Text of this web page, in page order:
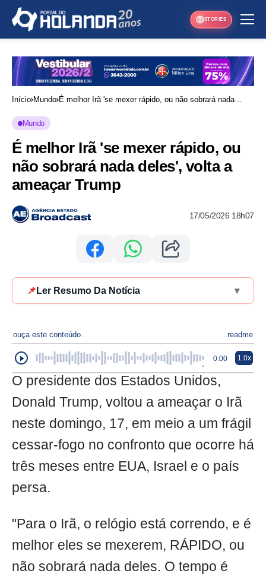
STORIES
Início Mundo É melhor Irã 'se mexer rápido, ou não sobrará nada
Mundo
É melhor Irã 'se mexer rápido, ou
não sobrará nada deles', volta a
ameaçar Trump
17/05/2026 18h07
📌 Ler Resumo Da Notícia ▾
ouça este conteúdo readme
0:00 1.0x
O presidente dos Estados Unidos,
Donald Trump, voltou a ameaçar o Irã
neste domingo, 17, em meio a um frágil
cessar-fogo no confronto que ocorre há
três meses entre EUA, Israel e o país
persa.
"Para o Irã, o relógio está correndo, e é
melhor eles se mexerem, RÁPIDO, ou
não sobrará nada deles. O tempo é